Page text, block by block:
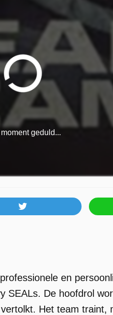
geduld...
en
SEALs. De hoofdrol
Het team traint,